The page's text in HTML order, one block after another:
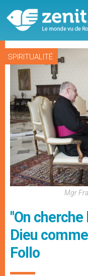
SPIRITUALITÉ
Mgr
"On
Dieu
Follo